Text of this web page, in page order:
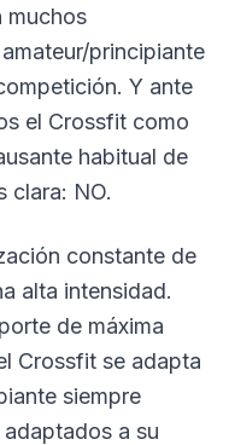
muchos
principiante
Y ante
el Crossfit como
habitual de
clara: NO.
constante de
alta intensidad.
de máxima
Crossfit se adapta
siempre
a su